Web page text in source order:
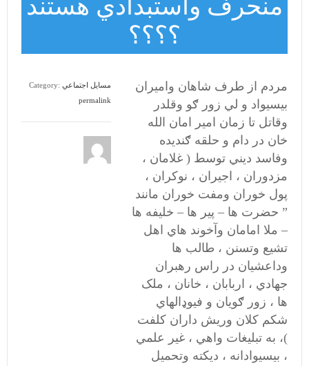
منحرف واستبدادي هستند
؟؟؟؟
Category: مسايل اجتماعي
permalink
مردم از طرف شاهان واميران
بيسيواد و لي زور ګو وقلدر
وقاتل تا زمان امير امان الله
خان در دام و حلقه ګنديده
وفاسد ديني توسط ( غلامان ،
مزدوران ، اجيران ، نوکران ،
پول خوران ومفت خوران مانند
” حضرت ها – پير ها – خليفه ها
– ملا امامان وآخوند هاي اهل
تشيع وتسنن ، طالب ها
وداعشيان در راس رهبران
جهادي ، اربابان ، خانان ، ملک
ها ، زور ګويان و فيوډالهاي
شکم کلان وريش داران کلفت
)، به تبليغات واهي ، غير علمي
، بيسيوادانه ، ديکته وتحميل